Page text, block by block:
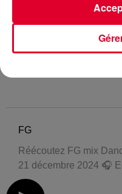
FG
Réécoutez FG mix
21 décembre 2024 🎧